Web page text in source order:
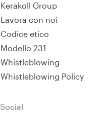
Kerakoll Group
Lavora con noi
Codice etico
Modello 231
Whistleblowing
Whistleblowing Policy
Social